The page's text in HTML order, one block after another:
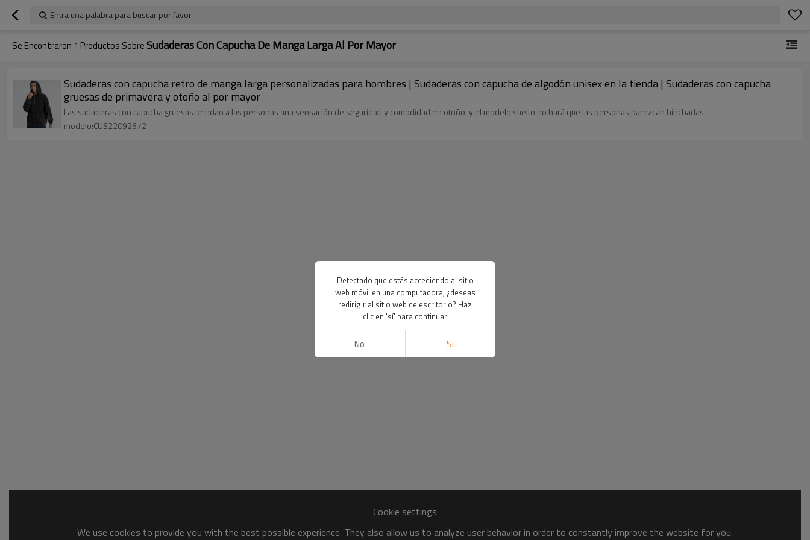
Entra una palabra para buscar por favor
Se Encontraron 1 Productos SobreSudaderas Con Capucha De Manga Larga Al Por Mayor
Sudaderas con capucha retro de manga larga personalizadas para hombres | Sudaderas con capucha de algodón unisex en la tienda | Sudaderas con capucha
gruesas de primavera y otoño al por mayor
Las sudaderas con capucha gruesas brindan a las personas una sensación de seguridad y comodidad en otoño, y el modelo suelto no hará que las personas parezcan hinchadas.
modelo:CUS22092672
Cookie settings
We use cookies to provide you with the best possible experience. They also allow us to analyze user behavior in order to constantly improve the website for you.
Detectado que estás accediendo al sitio
web móvil en una computadora, ¿deseas
redirigir al sitio web de escritorio? Haz
clic en 'sí' para continuar
No Si